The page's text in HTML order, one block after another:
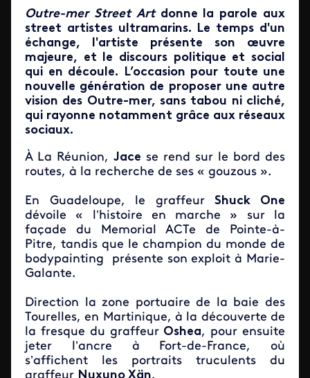
Outre-mer Street Artdonne la parole aux
street artistes ultramarins. Le temps d'un
échange, l'artiste présente son œuvre
majeure, et le discours politique et social
qui en découle. L’occasion pour toute une
nouvelle génération de proposer une autre
vision des Outre-mer, sans tabou ni cliché,
qui rayonne notamment grâce aux réseaux
sociaux.
À La Réunion, Jace se rend sur le bord des
routes, à la recherche de ses « gouzous ».
En Guadeloupe, le graffeurShuck One
dévoile « l’histoire en marche » sur la
façade du Memorial ACTe de Pointe-à-
Pitre, tandis que le champion du monde de
bodypainting présente son exploit à Marie-
Galante.
Direction la zone portuaire de la baie des
Tourelles, en Martinique, à la découverte de
la fresque du graffeur Oshea, pour ensuite
jeter l’ancre à Fort-de-France, où
s’affichent les portraits truculents du